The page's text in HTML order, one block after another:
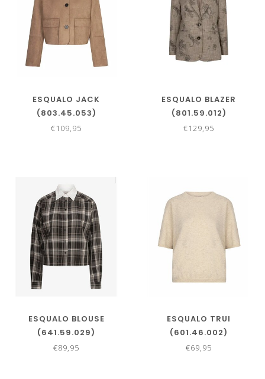
ESQUALO JACK
(803.45.053)
€109,95
ESQUALO BLAZER
(801.59.012)
€129,95
ESQUALO BLOUSE
(641.59.029)
€89,95
ESQUALO TRUI
(601.46.002)
€69,95